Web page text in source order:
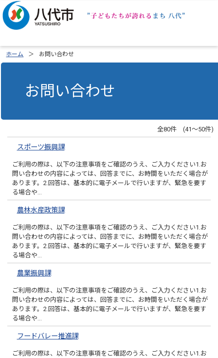
ホーム お問い合わせ
お問い合わせ
全80件 (41～50件)
スポーツ振興課
ご利用の際は、以下の注意事項をご確認のうえ、ご入力ください1.お
問い合わせの内容によっては、回答までに、お時間をいただく場合が
あります。2.回答は、基本的に電子メールで行いますが、緊急を要す
る場合や…
農林水産政策課
ご利用の際は、以下の注意事項をご確認のうえ、ご入力ください1.お
問い合わせの内容によっては、回答までに、お時間をいただく場合が
あります。2.回答は、基本的に電子メールで行いますが、緊急を要す
る場合や…
農業振興課
ご利用の際は、以下の注意事項をご確認のうえ、ご入力ください1.お
問い合わせの内容によっては、回答までに、お時間をいただく場合が
あります。2.回答は、基本的に電子メールで行いますが、緊急を要す
る場合や…
フードバレー推進課
ご利用の際は、以下の注意事項をご確認のうえ、ご入力ください1.お